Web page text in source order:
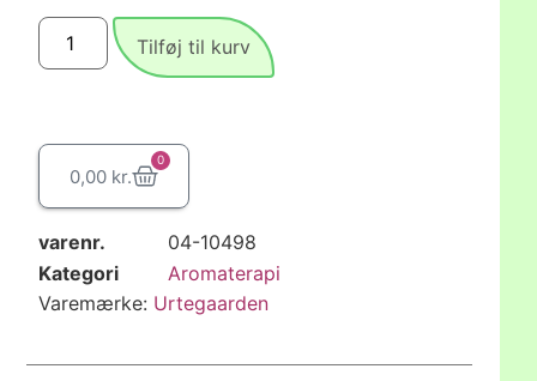
Tilføj til kurv
0,00 kr.
0
varenr.
04-10498
Kategori
Aromaterapi
Varemærke: Urtegaarden